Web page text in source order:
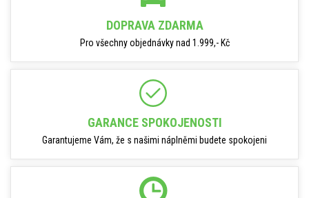
DOPRAVA ZDARMA
Pro všechny objednávky nad 1.999,- Kč
GARANCE SPOKOJENOSTI
Garantujeme Vám, že s našimi náplněmi budete spokojeni